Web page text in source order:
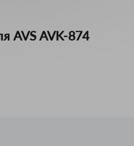
AVS AVK-874